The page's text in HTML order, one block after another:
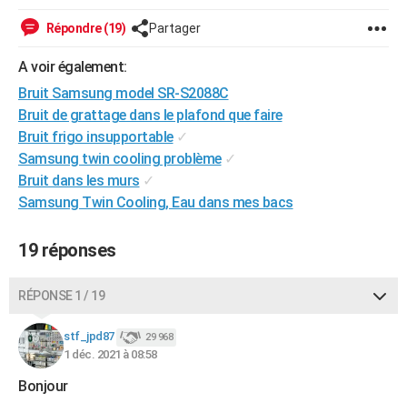
Carte de Noël
Carte Bonne année
Carte Saint-Valentin
Carte Pâques
Carte d'anniversaire
Dictionnaire
Biographies
Expressions
Proverbes
COPAINS D'AVANT
S'inscrire
Se connecter
Lycées
Collèges
Primaires
Universités
Entreprises
Service militaire
Avis de recherche
AVIS DE DÉCÈS
Répondre (19) Partager
A voir également:
Bruit Samsung model SR-S2088C
Bruit de grattage dans le plafond que faire
Bruit frigo insupportable ✓
Samsung twin cooling problème ✓
Bruit dans les murs ✓
Samsung Twin Cooling, Eau dans mes bacs
19 réponses
RÉPONSE 1 / 19
stf_jpd87 29 968
1 déc. 2021 à 08:58
Bonjour